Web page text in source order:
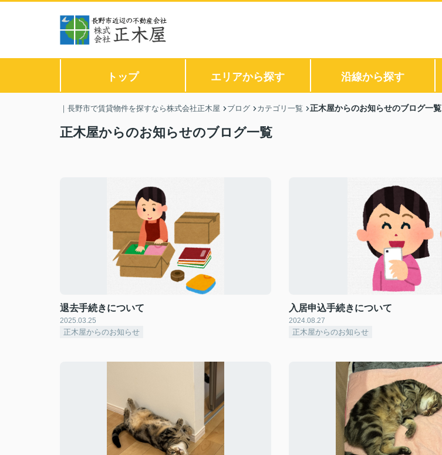
トップ エリアから探す 沿線から探す
｜長野市で賃貸物件を探すなら株式会社正木屋 ブログ カテゴリ一覧 正木屋からのお知らせのブログ一覧
正木屋からのお知らせのブログ一覧
退去手続きについて
2025.03.25
正木屋からのお知らせ
入居申込手続きについて
2024.08.27
正木屋からのお知らせ